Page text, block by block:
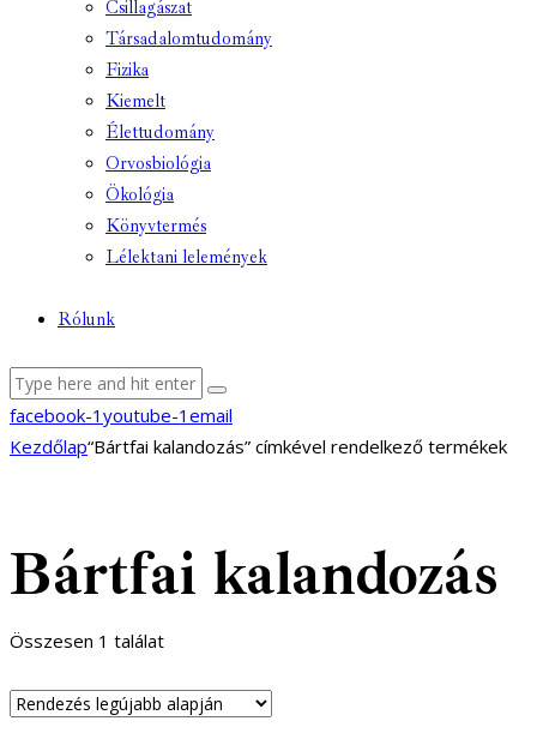
Csillagászat
Társadalomtudomány
Fizika
Kiemelt
Élettudomány
Orvosbiológia
Ökológia
Könyvtermés
Lélektani lelemények
Rólunk
facebook-1 youtube-1 email
Kezdőlap“Bártfai kalandozás” címkével rendelkező termékek
Bártfai kalandozás
Összesen 1 találat